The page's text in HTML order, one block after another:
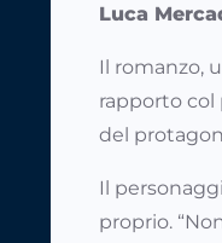
Luca
Il romanzo,
rapporto col
del
Il
proprio.